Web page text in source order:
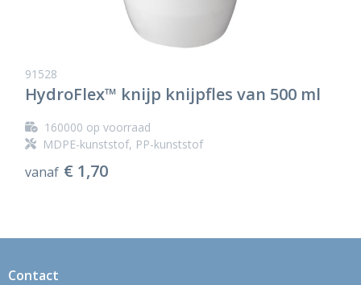
91528
HydroFlex™ knijp knijpfles van 500 ml
160000 op voorraad
MDPE-kunststof, PP-kunststof
vanaf € 1,70
Contact